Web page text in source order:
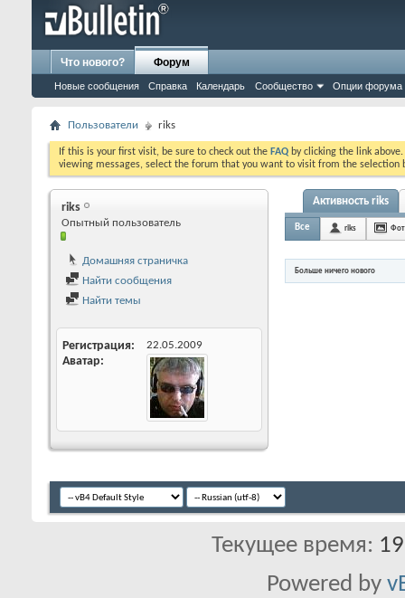
Что нового? Форум
Новые сообщения Справка Календарь Сообщество Опции форума
Пользователи riks
If this is your first visit, be sure to check out the FAQ by clicking the link
viewing messages, select the forum that you want to visit from the selection
riks
Опытный пользователь
Домашняя страничка
Найти сообщения
Найти темы
Регистрация 22.05.2009
Аватар
Активность riks
Все riks
Больше ничего нового
Текущее время:
Powered by